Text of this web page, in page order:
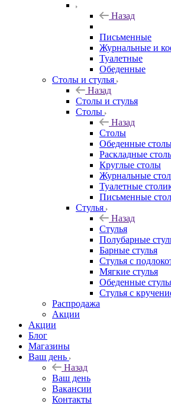
Назад
Письменные
Журнальные и
Туалетные
Обеденные
Столы и стулья
Назад
Столы и стулья
Столы
Назад
Столы
Обеденные
Раскладные
Круглые столы
Журнальные
Туалетные
Письменные
Стулья
Назад
Стулья
Полубарные
Барные стулья
Стулья с
Мягкие стулья
Обеденные
Стулья с
Распродажа
Акции
Акции
Блог
Магазины
Ваш день
Назад
Ваш день
Вакансии
Контакты